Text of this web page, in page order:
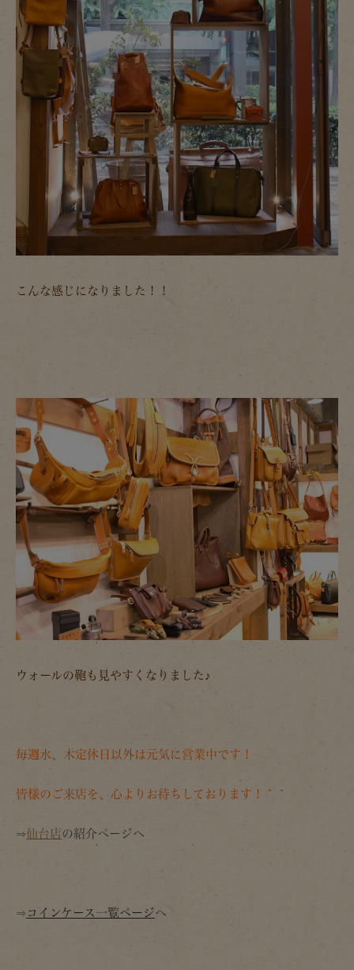
こんな感じになりました！！
ウォールの鞄も見やすくなりました♪
毎週水、木定休日以外は元気に営業中です！
皆様のご来店を、心よりお待ちしております！＾＾
⇒仙台店の紹介ページへ
⇒ コインケース一覧ページへ